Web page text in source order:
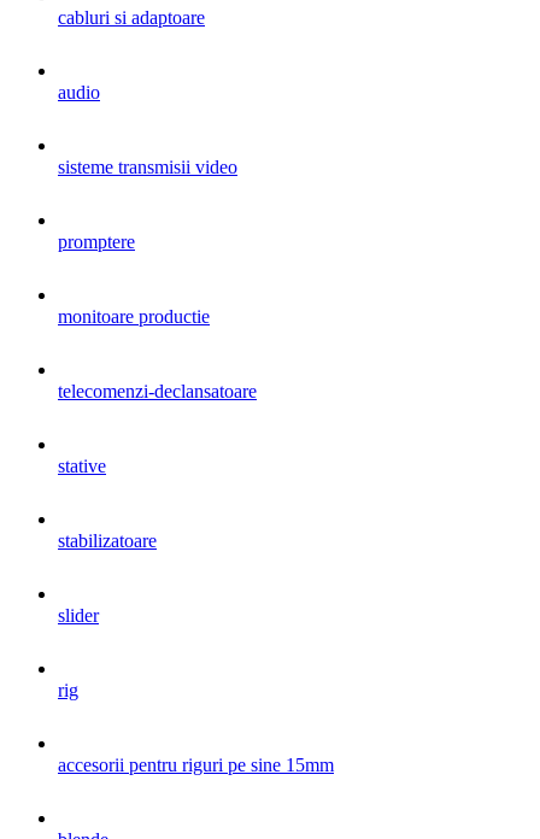
cabluri si adaptoare
audio
sisteme transmisii video
promptere
monitoare productie
telecomenzi-declansatoare
stative
stabilizatoare
slider
rig
accesorii pentru riguri pe sine 15mm